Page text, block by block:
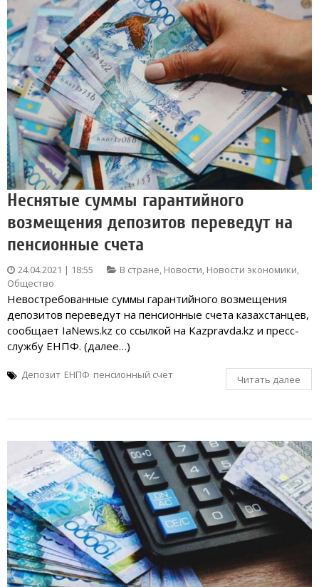
Неснятые суммы гарантийного
возмещения депозитов переведут на
пенсионные счета
24.04.2021 | 18:55 В стране, Новости, Новости экономики,
Общество
Невостребованные суммы гарантийного возмещения
депозитов переведут на пенсионные счета казахстанцев,
сообщает IaNews.kz со ссылкой на Kazpravda.kz и пресс-
службу ЕНПФ. (далее…)
Депозит ЕНПФ пенсионный счет Читать далее